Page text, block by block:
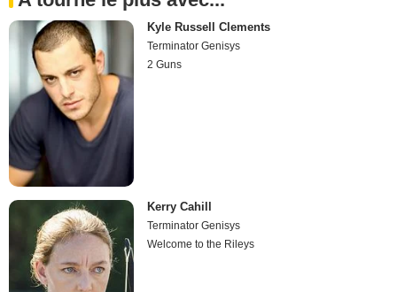
Kyle Russell Clements
Terminator Genisys
2 Guns
Kerry Cahill
Terminator Genisys
Welcome to the Rileys